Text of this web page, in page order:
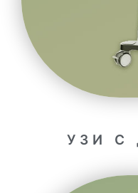
УЗИ С